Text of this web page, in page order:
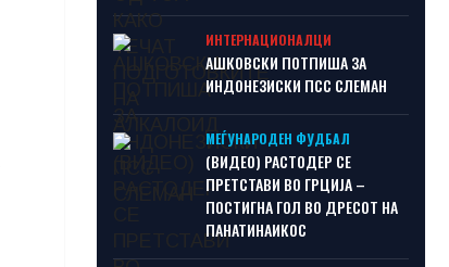
ИНТЕРНАЦИОНАЛЦИ
АШКОВСКИ ПОТПИША ЗА
ИНДОНЕЗИСКИ ПСС СЛЕМАН
МЕЃУНАРОДЕН ФУДБАЛ
(ВИДЕО) РАСТОДЕР СЕ
ПРЕТСТАВИ ВО ГРЦИЈА –
ПОСТИГНА ГОЛ ВО ДРЕСОТ НА
ПАНАТИНАИКОС